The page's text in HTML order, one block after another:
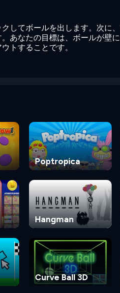
してボールを出します。次に
あなたの目標は、ボールが壁
トすることです。
Poptropica
Hangman
Curve Ball 3D